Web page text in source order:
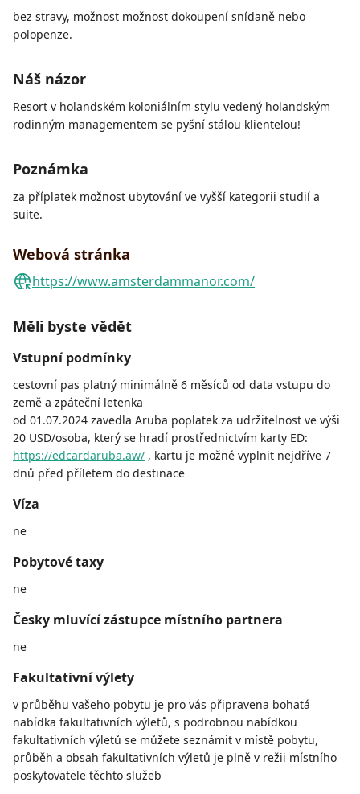
bez stravy, možnost možnost dokoupení snídaně nebo
polopenze.
Náš názor
Resort v holandském koloniálním stylu vedený holandským
rodinným managementem se pyšní stálou klientelou!
Poznámka
za příplatek možnost ubytování ve vyšší kategorii studií a
suite.
Webová stránka
https://www.amsterdammanor.com/
Měli byste vědět
Vstupní podmínky
cestovní pas platný minimálně 6 měsíců od data vstupu do
země a zpáteční letenka
od 01.07.2024 zavedla Aruba poplatek za udržitelnost ve výši
20 USD/osoba, který se hradí prostřednictvím karty ED:
https://edcardaruba.aw/ , kartu je možné vyplnit nejdříve 7
dnů před příletem do destinace
Víza
ne
Pobytové taxy
ne
Česky mluvící zástupce místního partnera
ne
Fakultativní výlety
v průběhu vašeho pobytu je pro vás připravena bohatá
nabídka fakultativních výletů, s podrobnou nabídkou
fakultativních výletů se můžete seznámit v místě pobytu,
průběh a obsah fakultativních výletů je plně v režii místního
poskytovatele těchto služeb